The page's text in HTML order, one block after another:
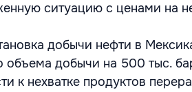
ситуацию с ценами на
добычи нефти в
объема добычи на 500 тыс.
к нехватке продуктов